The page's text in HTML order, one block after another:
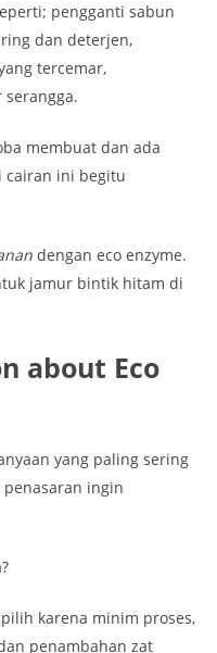
pengganti sabun
dan deterjen,
tercemar,
membuat dan ada
cairan ini begitu
dengan eco enzyme.
jamur bintik hitam di
about Eco
yang paling sering
ingin
karena minim proses,
penambahan zat